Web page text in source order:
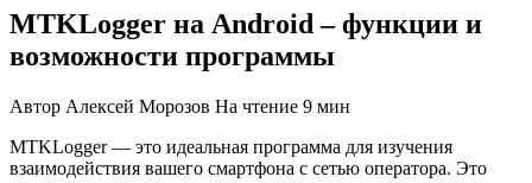
MTKLogger на Android – функции и
возможности программы
Автор Алексей Морозов На чтение 9 мин
MTKLogger — это идеальная программа для изучения
взаимодействия вашего смартфона с сетью оператора. Это